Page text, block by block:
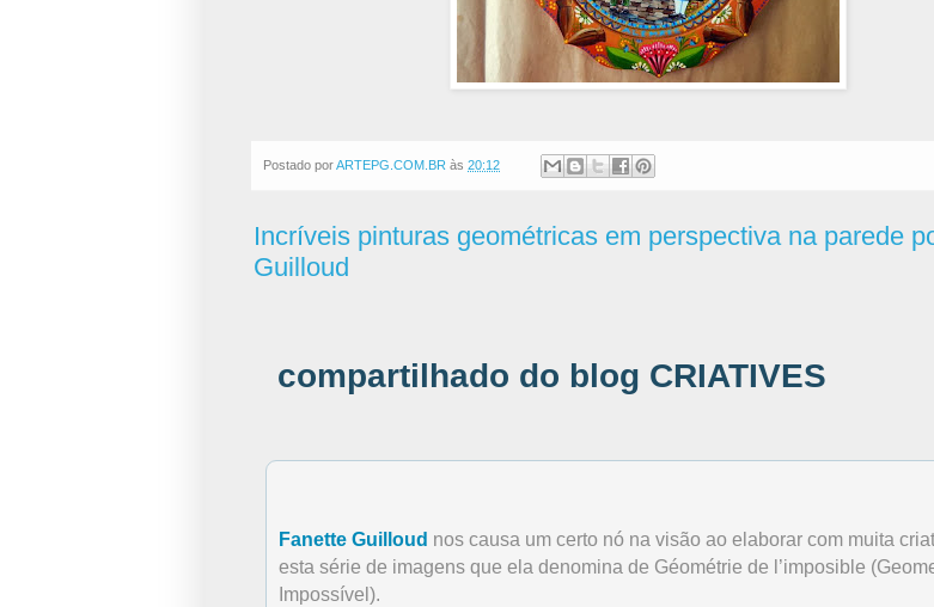
Postado porARTEPG.COM.BR às 20:12
Incríveis pinturas geométricas em perspectiva na parede
Guilloud
compartilhado do blog CRIATIVES
Fanette Guilloud nos causa um certo nó na visão ao elaborar com muita
esta série de imagens que ela denomina de Géométrie de l’imposible
Impossível).